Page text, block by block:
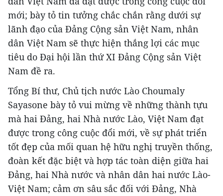
mới; bày tỏ tin tưởng chắc chắn rằng dưới sự
lãnh đạo của Đảng Cộng sản Việt Nam, nhân
dân Việt Nam sẽ thực hiện thắng lợi các mục
tiêu do Đại hội lần thứ XI Đảng Cộng sản Việt
Nam đề ra.
Tổng Bí thư, Chủ tịch nước Lào Choumaly
Sayasone bày tỏ vui mừng về những thành tựu
mà hai Đảng, hai Nhà nước Lào, Việt Nam đạt
được trong công cuộc đổi mới, về sự phát triển
tốt đẹp của mối quan hệ hữu nghị truyền thống,
đoàn kết đặc biệt và hợp tác toàn diện giữa hai
Đảng, hai Nhà nước và nhân dân hai nước Lào-
Việt Nam; cảm ơn sâu sắc đối với Đảng, Nhà